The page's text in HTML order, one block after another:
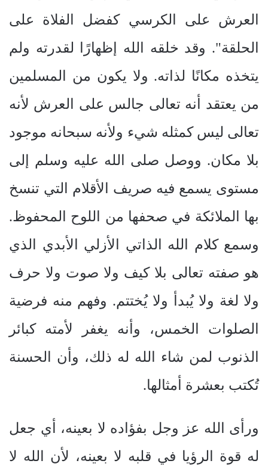
العرش على الكرسي كفضل الفلاة على
الحلقة". وقد خلقه الله إظهارًا لقدرته ولم
يتخذه مكانًا لذاته. ولا يكون من المسلمين
من يعتقد أنه تعالى جالس على العرش لأنه
تعالى ليس كمثله شيء ولأنه سبحانه موجود
بلا مكان. ووصل صلى الله عليه وسلم إلى
مستوى يسمع فيه صريف الأقلام التي تنسخ
بها الملائكة في صحفها من اللوح المحفوظ.
وسمع كلام الله الذاتي الأزلي الأبدي الذي
هو صفته تعالى بلا كيف ولا صوت ولا حرف
ولا لغة ولا يُبدأ ولا يُختتم. وفهم منه فرضية
الصلوات الخمس، وأنه يغفر لأمته كبائر
الذنوب لمن شاء الله له ذلك، وأن الحسنة
تُكتب بعشرة أمثالها.
ورأى الله عز وجل بفؤاده لا بعينه، أي جعل
له قوة الرؤيا في قلبه لا بعينه، لأن الله لا